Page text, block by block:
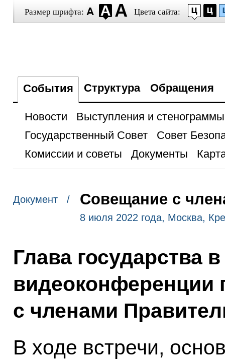
Размер шрифта: Цвета сайта:
События Структура Обращения
Новости
Выступления и стенограммы
Государственный Совет
Совет
Комиссии и советы
Документы
Документ / Совещание с
8 июля 2022 года, Москва,
Глава государства
видеоконференции
с членами
В ходе встречи,